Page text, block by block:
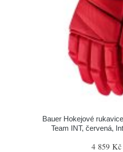
Bauer Hokejové
Team INT, červená,
4 859 Kč